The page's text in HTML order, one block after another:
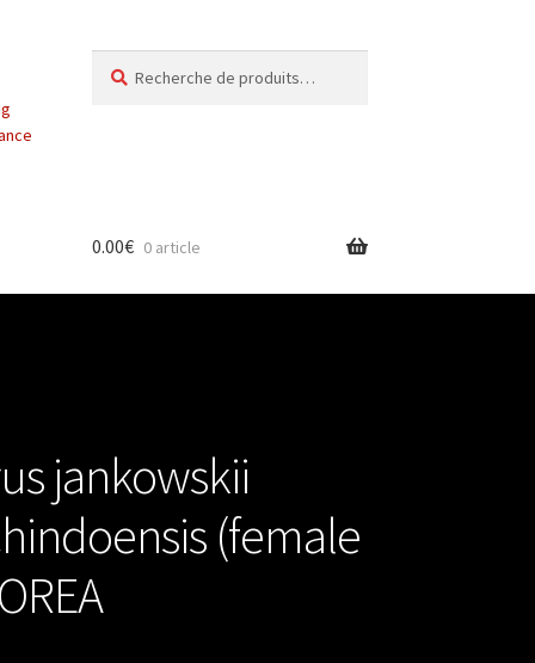
pour :
0.00€ 0 article
jankowskii
(female